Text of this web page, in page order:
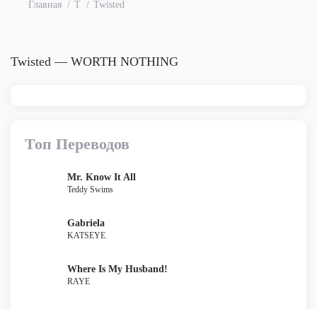
Главная T Twisted
Twisted — WORTH NOTHING
Топ Переводов
Mr. Know It All
Teddy Swims
Gabriela
KATSEYE
Where Is My Husband!
RAYE